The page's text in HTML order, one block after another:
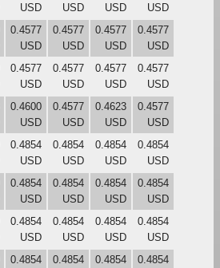
USD
USD
USD
USD
0.4577
USD
0.4577
USD
0.4577
USD
0.4577
USD
0.4577
USD
0.4577
USD
0.4577
USD
0.4577
USD
0.4600
USD
0.4577
USD
0.4623
USD
0.4577
USD
0.4854
USD
0.4854
USD
0.4854
USD
0.4854
USD
0.4854
USD
0.4854
USD
0.4854
USD
0.4854
USD
0.4854
USD
0.4854
USD
0.4854
USD
0.4854
USD
0.4854
0.4854
0.4854
0.4854